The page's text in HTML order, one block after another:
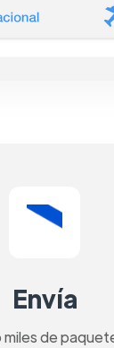
Envía
miles de